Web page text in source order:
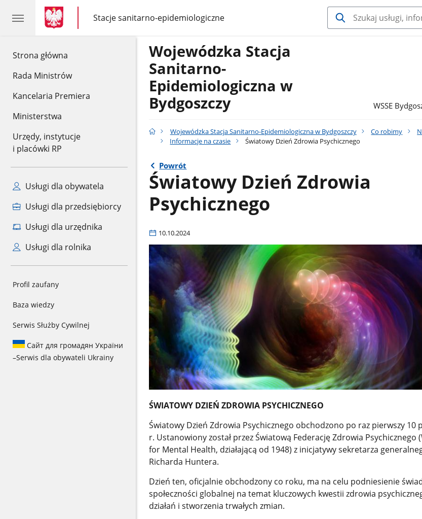
Strona główna
Rada Ministrów
Kancelaria Premiera
Ministerstwa
Urzędy, instytucje
i placówki RP
Usługi dla obywatela
Usługi dla przedsiębiorcy
Usługi dla urzędnika
Usługi dla rolnika
Profil zaufany
Baza wiedzy
Serwis Służby Cywilnej
Сайт для громадян України
–Serwis dla obywateli Ukrainy
gov.pl
gov.pl
Stacje sanitarno-epidemiologiczne
gov.pl
Stacje
sanitarno-
epidemiologiczne
Wojewódzka Stacja
Sanitarno-
Epidemiologiczna w
Bydgoszczy
WSSE
Wojewódzka Stacja Sanitarno-Epidemiologiczna w Bydgoszczy Co robimy
Informacje na czasie
Światowy Dzień Zdrowia Psychicznego
Powrót
Światowy Dzień Zdrowia
Psychicznego
10.10.2024
ŚWIATOWY DZIEŃ ZDROWIA PSYCHICZNEGO
Światowy Dzień Zdrowia Psychicznego obchodzono po raz pierwszy 10
r. Ustanowiony został przez Światową Federację Zdrowia Psychicznego
for Mental Health, działającą od 1948) z inicjatywy sekretarza
Richarda Huntera.
Dzień ten, oficjalnie obchodzony co roku, ma na celu podniesienie
społeczności globalnej na temat kluczowych kwestii zdrowia
działań i stworzenia trwałych zmian.